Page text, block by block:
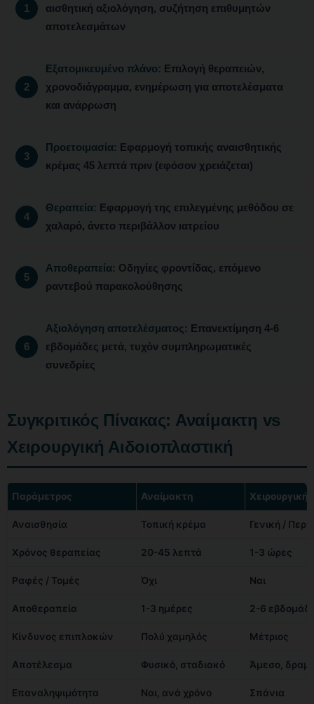
αισθητική αξιολόγηση, συζήτηση επιθυμητών
αποτελεσμάτων
Εξατομικευμένο πλάνο: Επιλογή θεραπειών,
χρονοδιάγραμμα, ενημέρωση για αποτελέσματα
και ανάρρωση
Προετοιμασία: Εφαρμογή τοπικής αναισθητικής
κρέμας 45 λεπτά πριν (εφόσον χρειάζεται)
Θεραπεία: Εφαρμογή της επιλεγμένης μεθόδου σε
χαλαρό, άνετο περιβάλλον ιατρείου
Αποθεραπεία: Οδηγίες φροντίδας, επόμενο
ραντεβού παρακολούθησης
Αξιολόγηση αποτελέσματος: Επανεκτίμηση 4-6
εβδομάδες μετά, τυχόν συμπληρωματικές
συνεδρίες
Συγκριτικός Πίνακας: Αναίμακτη vs
Χειρουργική Αιδοιοπλαστική
Παράμετρος Αναίμακτη Χειρουργική
Αναισθησία Τοπική κρέμα Γενική /
Χρόνος θεραπείας 20-45 λεπτά 1-3 ώρες
Ραφές / Τομές Όχι Ναι
Αποθεραπεία 1-3 ημέρες 2-6
Κίνδυνος επιπλοκών Πολύ χαμηλός Μέτριος
Αποτέλεσμα Φυσικό, σταδιακό Άμεσο,
Επαναληψιμότητα Ναι, ανά χρόνο Σπάνια